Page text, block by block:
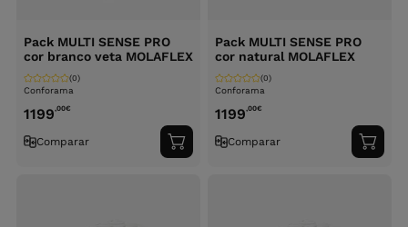
Pack MULTI SENSE PRO
cor branco veta MOLAFLEX
Conforama
(0)
1199,00€
Comparar
Adicionar
ao
Pack MULTI SENSE PRO
cor natural MOLAFLEX
Conforama
(0)
1199,00€
Comparar
ao